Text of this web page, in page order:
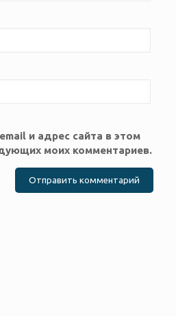
и адрес сайта в этом
моих комментариев.